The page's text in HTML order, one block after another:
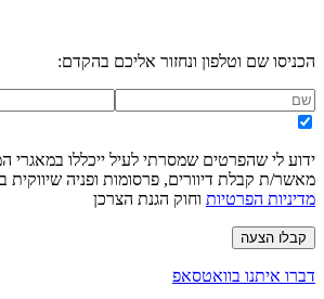
הכניסו שם וטלפון ונחזור אליכם בהקדם:
ידוע לי שהפרטים שמסרתי לעיל ייכללו במאגרי
מאשר/ת קבלת דיוורים, פרסומות ופניה
מדיניות הפרטיות וחוק הגנת הצרכן
קבלו הצעה
דברו איתנו בוואטסאפ